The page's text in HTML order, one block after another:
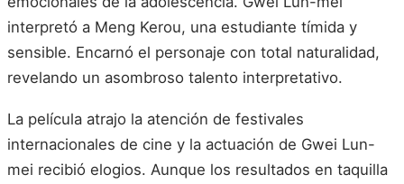
interpretó a Meng Kerou, una estudiante tímida y
sensible. Encarnó el personaje con total naturalidad,
revelando un asombroso talento interpretativo.
La película atrajo la atención de festivales
internacionales de cine y la actuación de Gwei Lun-
mei recibió elogios. Aunque los resultados en taquilla